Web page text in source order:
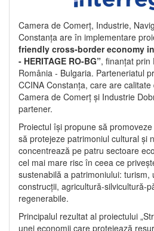
Camera de Comerț, Industrie,
Constanța are în implementare
friendly cross-border economy
- HERITAGE RO-BG”, finanțat prin
România - Bulgaria. Parteneriatul
CCINA Constanța, care are
Camera de Comerț și Industrie
partener.
Proiectul își propune să
să protejeze patrimoniul cultural și
concentrează pe patru sectoare
cel mai mare risc în ceea ce
sustenabilă a patrimoniului: turism,
construcții, agricultură-silvicultură-
regenerabile.
Principalul rezultat al proiectului
unei economii care protejează